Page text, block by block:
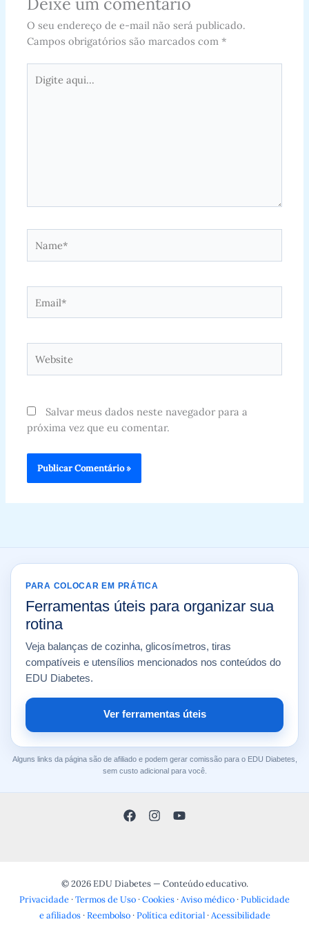
O seu endereço de e-mail não será publicado.
Campos obrigatórios são marcados com *
aqui...
Salvar meus dados neste navegador para a
próxima vez que eu comentar.
PARA COLOCAR EM PRÁTICA
Ferramentas úteis para organizar sua
rotina
Veja balanças de cozinha, glicosímetros, tiras
compatíveis e utensílios mencionados nos conteúdos do
EDU Diabetes.
Ver ferramentas úteis
Alguns links da página são de afiliado e podem gerar comissão para o EDU Diabetes,
sem custo adicional para você.
© 2026 EDU Diabetes — Conteúdo educativo.
Privacidade ·Termos de Uso ·Cookies · Aviso médico ·Publicidade
e afiliados·Reembolso·Política editorial· Acessibilidade